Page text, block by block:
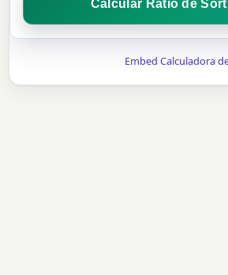
Calcular Ratio de
Embed Calculadora